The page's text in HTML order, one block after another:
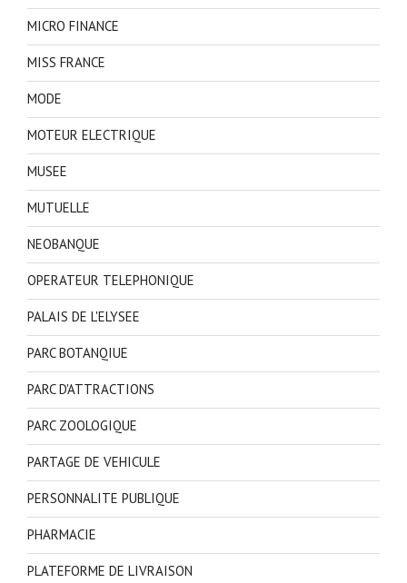
MICRO FINANCE
MISS FRANCE
MODE
MOTEUR ELECTRIQUE
MUSEE
MUTUELLE
NEOBANQUE
OPERATEUR TELEPHONIQUE
PALAIS DE L'ELYSEE
PARC BOTANQIUE
PARC D'ATTRACTIONS
PARC ZOOLOGIQUE
PARTAGE DE VEHICULE
PERSONNALITE PUBLIQUE
PHARMACIE
PLATEFORME DE LIVRAISON